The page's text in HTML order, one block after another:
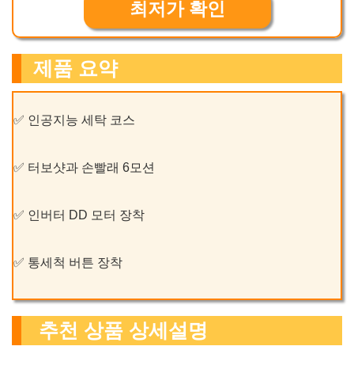
최저가 확인
제품 요약
✅ 인공지능 세탁 코스
✅ 터보샷과 손빨래 6모션
✅ 인버터 DD 모터 장착
✅ 통세척 버튼 장착
추천 상품 상세설명